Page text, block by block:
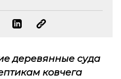
деревянные суда
ковчега